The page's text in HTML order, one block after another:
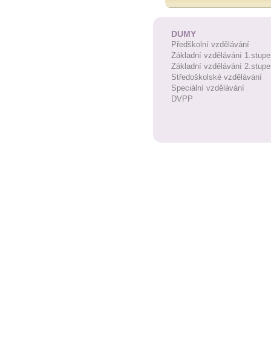
DUMY
Předškolní vzdělávání
Základní vzdělávání
Základní vzdělávání
Středoškolské vzdělávání
Speciální vzdělávání
DVPP